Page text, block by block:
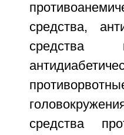
средства,
средства
средства